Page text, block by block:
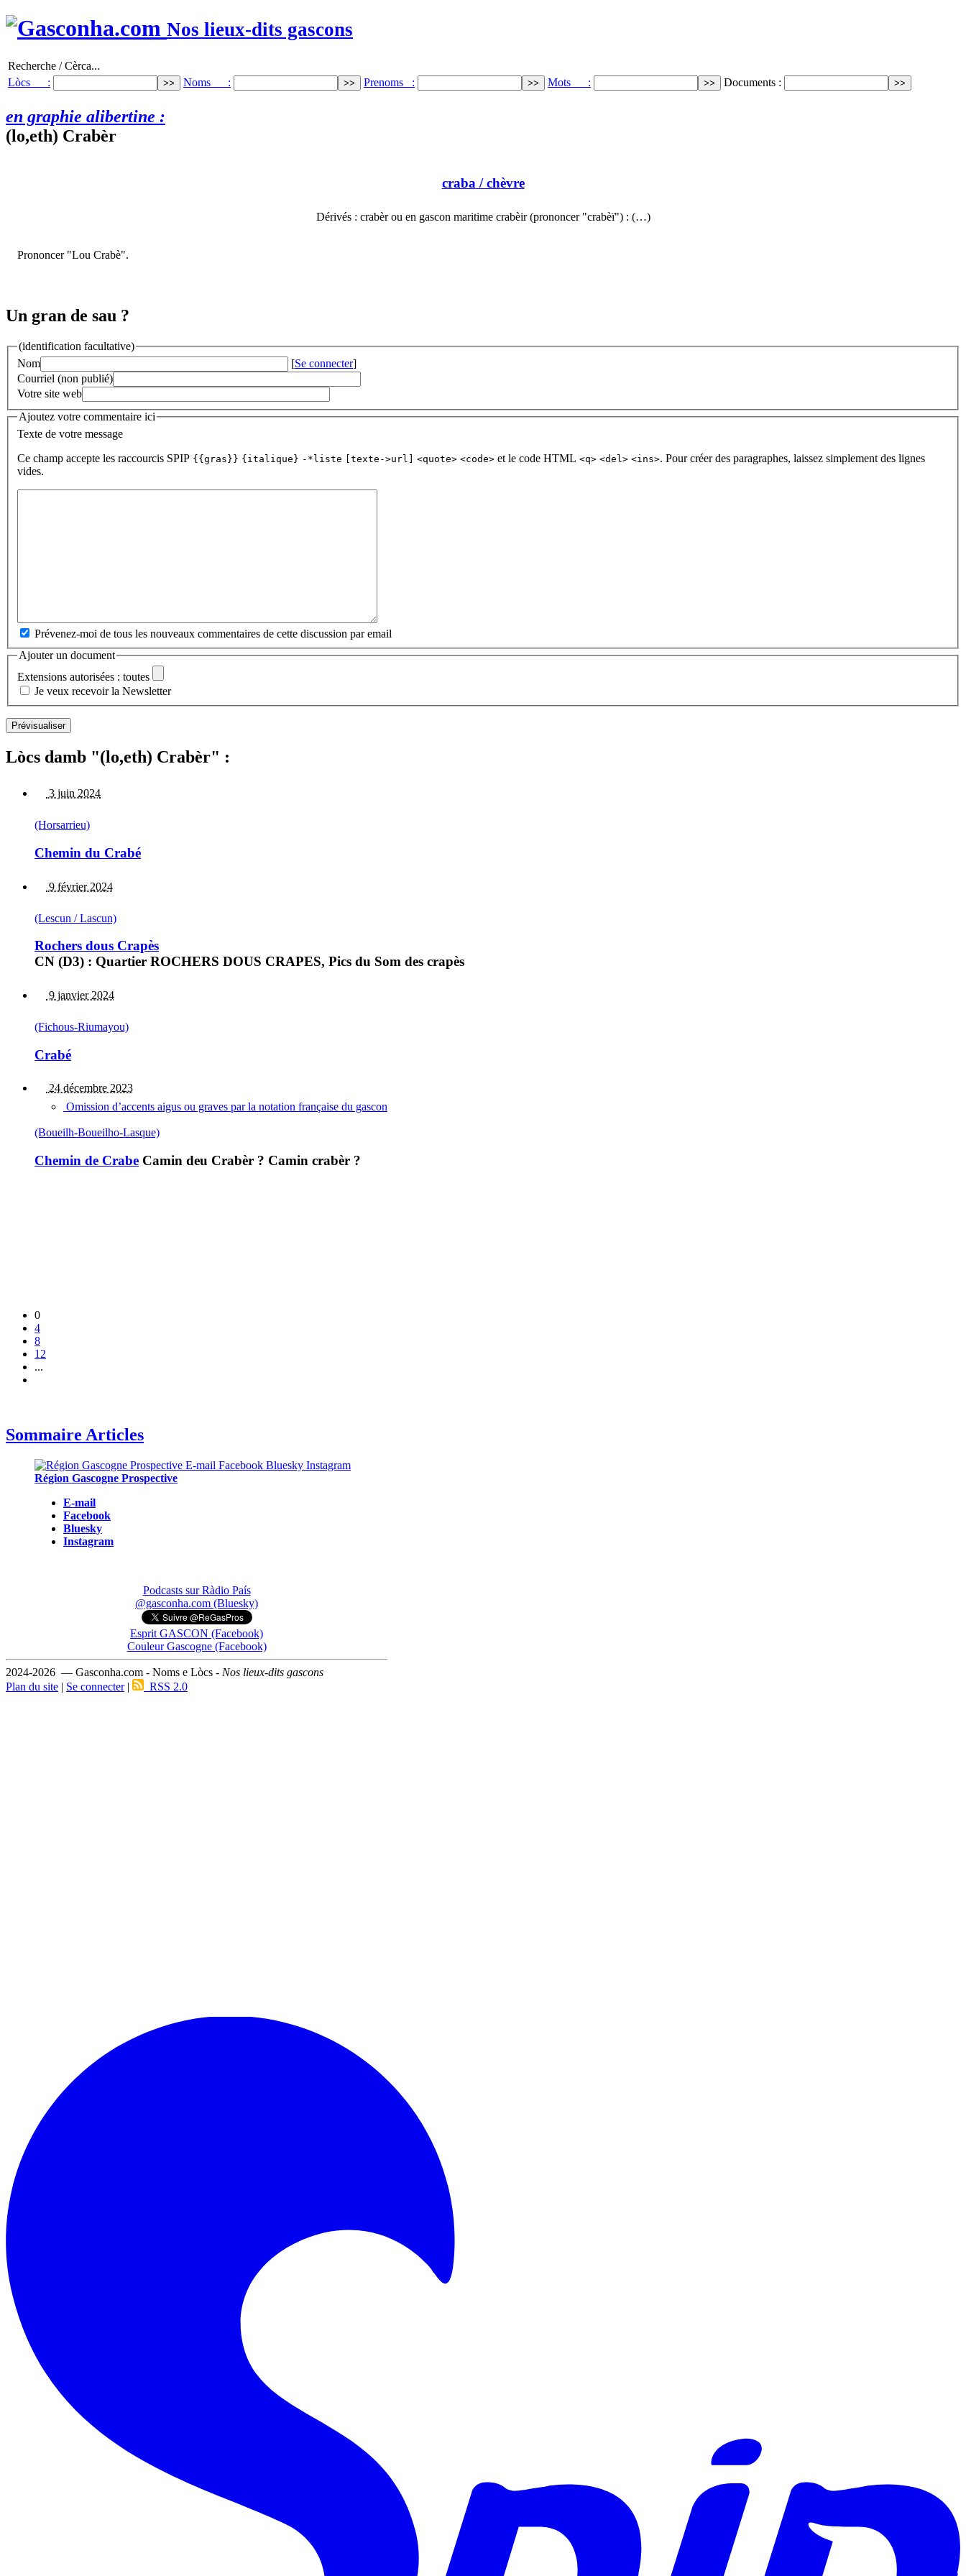
Nos lieux-dits gascons
Recherche / Cèrca...
Lòcs :
Noms : Prenoms : Mots : Documents :
en graphie alibertine :
(lo,eth) Crabèr
craba/ chèvre
Dérivés : crabèr ou en gascon maritime crabèir (prononcer "crabèï") : (…)
Prononcer "Lou Crabè".
Un gran de sau ?
(identification facultative)
Nom
[Se connecter]
Courriel (non publié)
Votre site web
Ajoutez votre commentaire ici
Texte de votre message
Ce champ accepte les raccourcis SPIP {{gras}} {italique} -*liste [texte->url] <quote> <code> et le code HTML <q> <del> <ins>. Pour créer des paragraphes, laissez simplement des lignes
vides.
Prévenez-moi de tous les nouveaux commentaires de cette discussion par email
Ajouter un document
Extensions autorisées : toutes
Je veux recevoir la Newsletter
Lòcs damb "(lo,eth) Crabèr" :
3 juin 2024
(Horsarrieu)
Chemin du Crabé
9 février 2024
(Lescun / Lascun)
Rochers dous Crapès
CN (D3) : Quartier ROCHERS DOUS CRAPES, Pics du Som des crapès
9 janvier 2024
(Fichous-Riumayou)
Crabé
24 décembre 2023
Omission d’accents aigus ou graves par la notation française du gascon
(Boueilh-Boueilho-Lasque)
Chemin de Crabe Camin deu Crabèr ? Camin crabèr ?
0
4
8
12
...
Sommaire Articles
Région Gascogne Prospective
E-mail
Facebook
Bluesky
Instagram
Podcasts sur Ràdio País
@gasconha.com (Bluesky)
Esprit GASCON (Facebook)
Couleur Gascogne (Facebook)
2024-2026 — Gasconha.com - Noms e Lòcs - Nos lieux-dits gascons
Plan du site | Se connecter| RSS 2.0